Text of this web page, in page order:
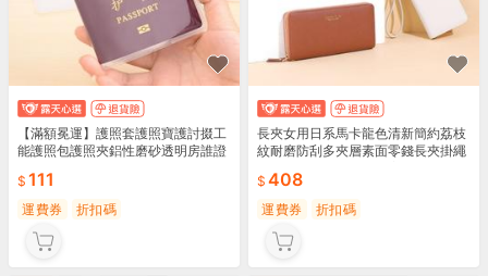
【滿額冕運】護照套護照寶護討掇工
能護照包護照夾鋁性磨砂透明房誰證
111
運費券 折扣碼
長夾女用日系馬卡龍色清新簡約荔枝
紋耐磨防刮多夾層素面零錢長夾掛繩
剝拉鍊高級感新寬
408
運費券 折扣碼